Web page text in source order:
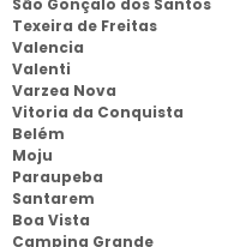
São Gonçalo dos Santos
Texeira de Freitas
Valencia
Valenti
Varzea Nova
Vitoria da Conquista
Belém
Moju
Paraupeba
Santarem
Boa Vista
Campina Grande